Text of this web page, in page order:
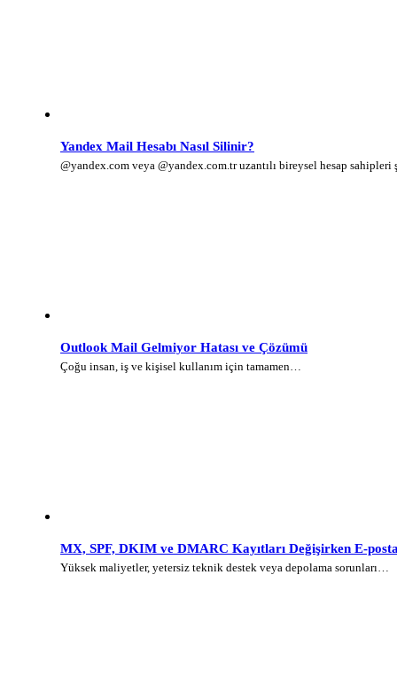
Yandex Mail Hesabı Nasıl Silinir?
@yandex.com veya @yandex.com.tr uzantılı bireysel hesap
Outlook Mail Gelmiyor Hatası ve Çözümü
Çoğu insan, iş ve kişisel kullanım için tamamen…
MX, SPF, DKIM ve DMARC Kayıtları Değişirken E-
Yüksek maliyetler, yetersiz teknik destek veya depolama sorunları…